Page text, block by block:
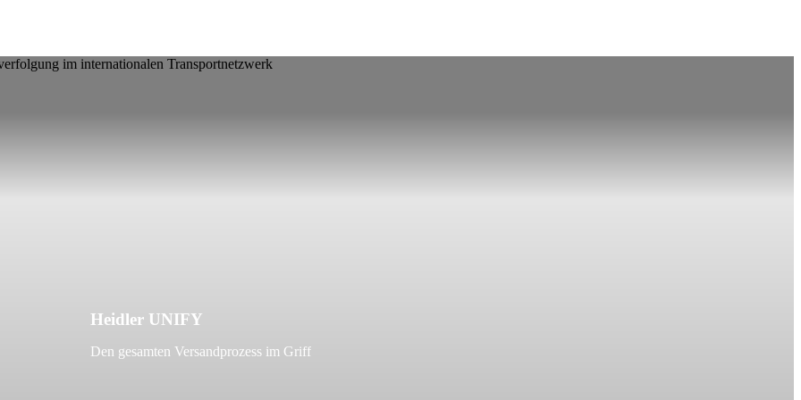
Heidler UNIFY
Den gesamten Versandprozess im Griff